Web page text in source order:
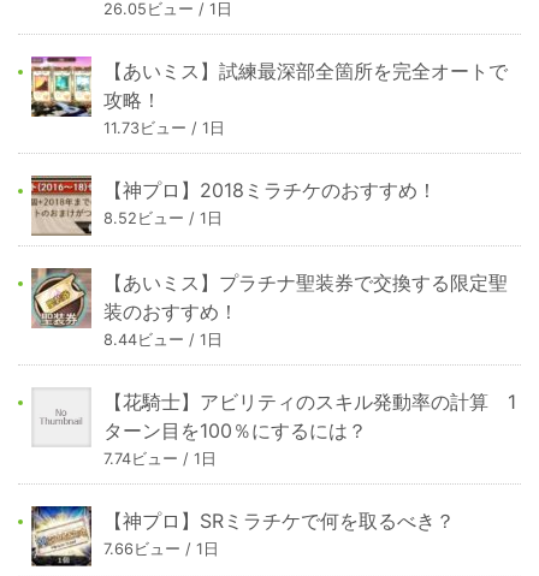
26.05ビュー / 1日
【あいミス】試練最深部全箇所を完全オートで
攻略！
11.73ビュー / 1日
【神プロ】2018ミラチケのおすすめ！
8.52ビュー / 1日
【あいミス】プラチナ聖装券で交換する限定聖
装のおすすめ！
8.44ビュー / 1日
【花騎士】アビリティのスキル発動率の計算 1
ターン目を100％にするには？
7.74ビュー / 1日
【神プロ】SRミラチケで何を取るべき？
7.66ビュー / 1日